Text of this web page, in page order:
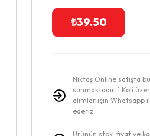
₺39.50
Niktaş Online satışta
sunmaktadır. 1 Koli
alımlar için Whatsapp
ederiz.
Ürünün stok, fiyat ve